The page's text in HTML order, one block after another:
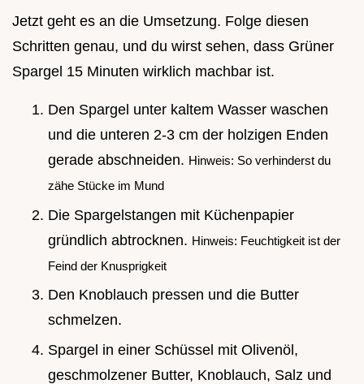
Jetzt geht es an die Umsetzung. Folge diesen
Schritten genau, und du wirst sehen, dass Grüner
Spargel 15 Minuten wirklich machbar ist.
Den Spargel unter kaltem Wasser waschen
und die unteren 2-3 cm der holzigen Enden
gerade abschneiden. Hinweis: So verhinderst du
zähe Stücke im Mund
Die Spargelstangen mit Küchenpapier
gründlich abtrocknen. Hinweis: Feuchtigkeit ist der
Feind der Knusprigkeit
Den Knoblauch pressen und die Butter
schmelzen.
Spargel in einer Schüssel mit Olivenöl,
geschmolzener Butter, Knoblauch, Salz und